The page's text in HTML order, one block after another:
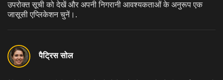
उपरोक्त सूची को देखें और अपनी निगरानी आवश्यकताओं के अनुरूप एक
जासूसी एप्लिकेशन चुनें।.
पैट्रिस सोल